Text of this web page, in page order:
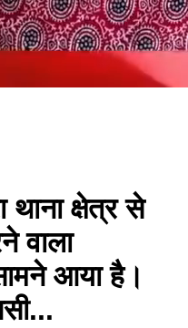
थाना क्षेत्र से
वाला
आया है।